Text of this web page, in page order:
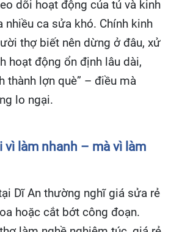
dõi hoạt động của tủ và kinh
nhiều ca sửa khó. Chính kinh
thợ biết nên dừng ở đâu, xử
hoạt động ổn định lâu dài,
thành lợn què” – điều mà
lo ngại.
vì làm nhanh – mà vì làm
Dĩ An thường nghĩ giá sửa rẻ
hoặc cắt bớt công đoạn.